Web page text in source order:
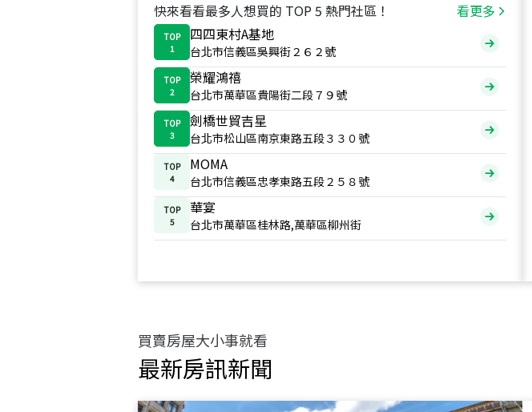
快來看看最多人想買的 TOP 5 熱門社區！ 看更多
TOP
1
四四東村A基地
台北市信義區吳興街２６２號
TOP
2
榮耀鴻禧
台北市萬華區貴陽街二段７９號
TOP
3
劍橋世貿吉星
台北市松山區南京東路五段３３０號
TOP
4
MOMA
台北市信義區忠孝東路五段２５８號
TOP
5
華宴
台北市萬華區桂林路,萬華區柳州街
買賣房屋大小事就看
最新房訊新聞